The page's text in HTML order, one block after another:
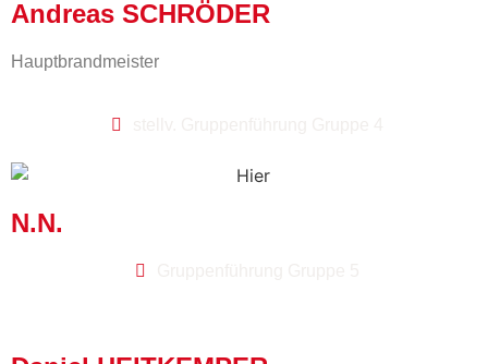
Andreas SCHRÖDER
Hauptbrandmeister
N.N.